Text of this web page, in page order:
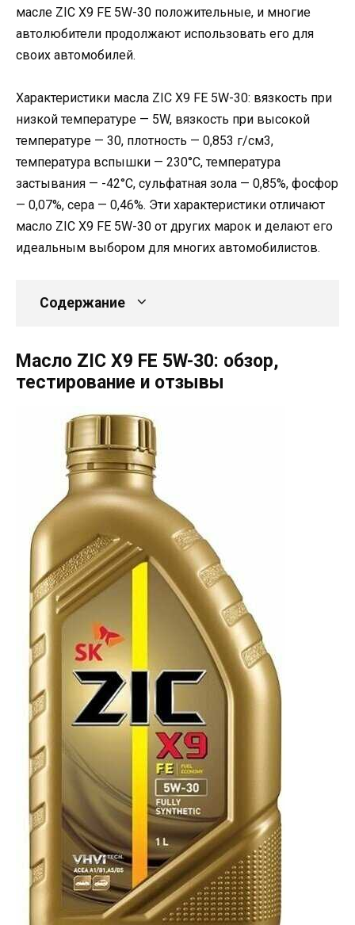
масле ZIC X9 FE 5W-30 положительные, и многие
автолюбители продолжают использовать его для
своих автомобилей.
Характеристики масла ZIC X9 FE 5W-30: вязкость при
низкой температуре — 5W, вязкость при высокой
температуре — 30, плотность — 0,853 г/см3,
температура вспышки — 230°C, температура
застывания — -42°C, сульфатная зола — 0,85%, фосфор
— 0,07%, сера — 0,46%. Эти характеристики отличают
масло ZIC X9 FE 5W-30 от других марок и делают его
идеальным выбором для многих автомобилистов.
Содержание
Масло ZIC X9 FE 5W-30: обзор,
тестирование и отзывы